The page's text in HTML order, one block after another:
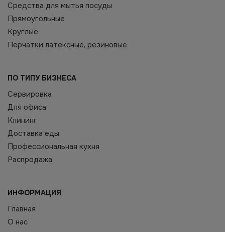
Средства для мытья посуды
Прямоугольные
Круглые
Перчатки латексные, резиновые
ПО ТИПУ БИЗНЕСА
Сервировка
Для офиса
Клининг
Доставка еды
Профессиональная кухня
Распродажа
ИНФОРМАЦИЯ
Главная
О нас